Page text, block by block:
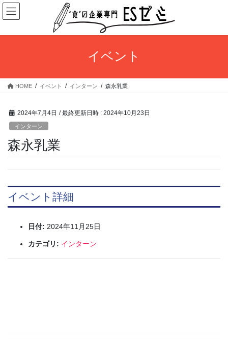
コ
ン
ン
キ
ナ
ビ
ー
に
イベント
HOME イベント インターン 森永乳業
2024年7月4日 / 最終更新日時 : 2024年10月23日
インターン
森永乳業
イベント詳細
日付: 2024年11月25日
カテゴリ: インターン